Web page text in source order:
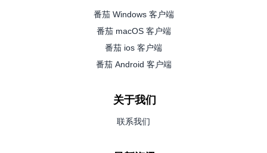
番茄 Windows 客户端
番茄 macOS 客户端
番茄 ios 客户端
番茄 Android 客户端
关于我们
联系我们